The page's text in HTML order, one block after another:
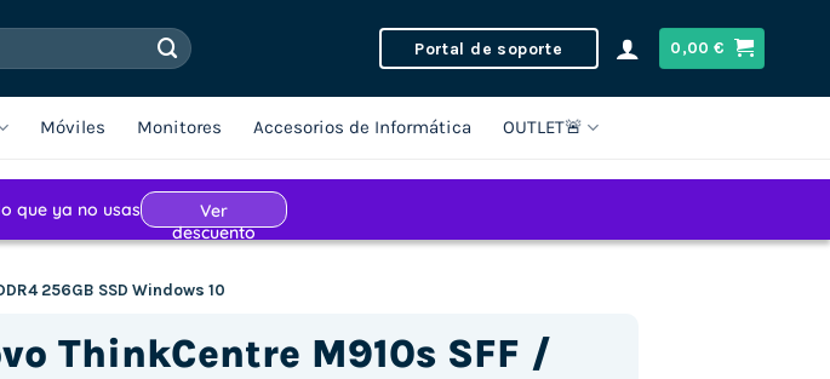
Portal de soporte 0,00€
Móviles Monitores Accesorios de Informática OUTLET🚨
256GB SSD Windows 10
ThinkCentre M910s SFF /